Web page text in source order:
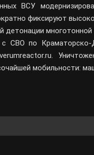
ВСУ
фиксируют
детонации многотонной
СВО по
мобильности: